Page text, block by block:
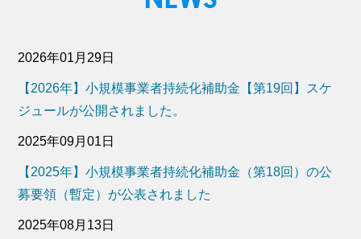
2026年01月29日
【2026年】小規模事業者持続化補助金【第19回】スケ
ジュールが公開されました。
2025年09月01日
【2025年】小規模事業者持続化補助金（第18回）の公
募要領（暫定）が公表されました
2025年08月13日